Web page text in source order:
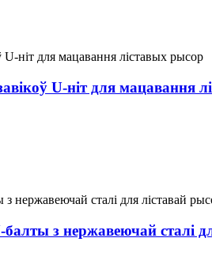
U-ніт для мацавання
з нержавеючай сталі